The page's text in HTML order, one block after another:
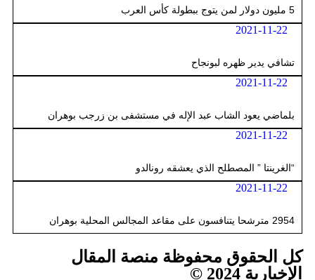
5 مليون دولار لمن يتوج ببطولة كأس العرب
2021-11-22
تشافي يدير ظهره لبونجاح
2021-11-22
بلماضي يعود الشاب عبد الإله في مستشفى بن زرجب بوهران
2021-11-22
“الغرينتا ” المصطلح الذي يعشقه رونالدو
2021-11-22
2954 مترشحا يتنافسون على مقاعد المجالس المحلية بوهران
كل الحقوق محفوظة منصة المقال
الإخبارية 2024 ©